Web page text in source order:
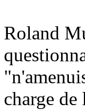
Roland
charge